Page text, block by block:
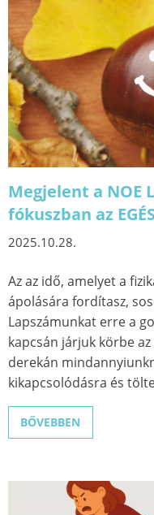
Megjelent a NOE
fókuszban az
2025.10.28.
Az az idő, amelyet a
ápolására fordítasz,
Lapszámunkat erre a
kapcsán járjuk körbe
derekán
kikapcsolódásra és
BŐVEBBEN